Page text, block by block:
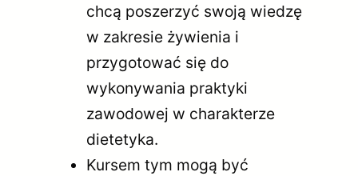
chcą poszerzyć swoją wiedzę
w zakresie żywienia i
przygotować się do
wykonywania praktyki
zawodowej w charakterze
dietetyka.
Kursem tym mogą być